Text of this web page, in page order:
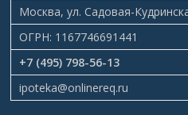
Москва, ул. Садовая-
ОГРН: 1167746691441
+7 (495) 798-56-13
ipoteka@onlinereq.ru